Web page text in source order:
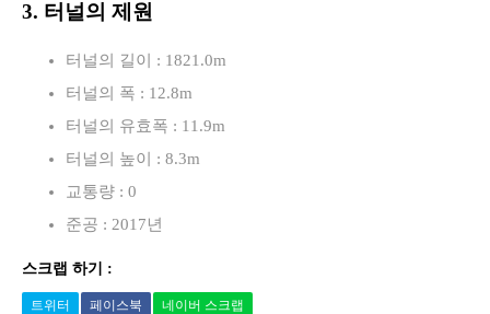
3. 터널의 제원
터널의 길이 : 1821.0m
터널의 폭 : 12.8m
터널의 유효폭 : 11.9m
터널의 높이 : 8.3m
교통량 : 0
준공 : 2017년
스크랩 하기 :
트위터 페이스북 네이버 스크랩